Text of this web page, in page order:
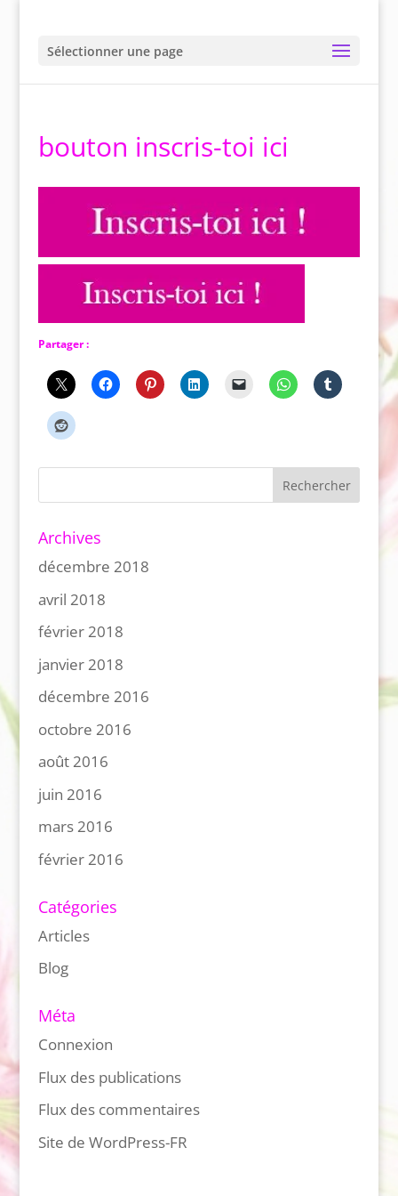
Sélectionner une page
bouton inscris-toi ici
Partager :
Archives
décembre 2018
avril 2018
février 2018
janvier 2018
décembre 2016
octobre 2016
août 2016
juin 2016
mars 2016
février 2016
Catégories
Articles
Blog
Méta
Connexion
Flux des publications
Flux des commentaires
Site de WordPress-FR